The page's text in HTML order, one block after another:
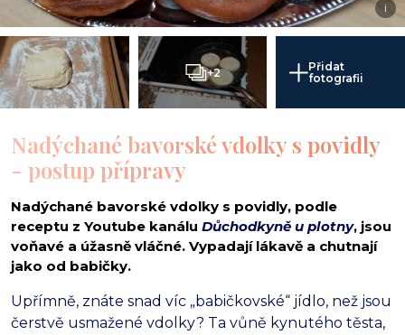
i
+2
Přidat
fotografii
Nadýchané bavorské vdolky s povidly
- postup přípravy
Nadýchané bavorské vdolky s povidly, podle
receptu z Youtube kanálu Důchodkyně u plotny, jsou
voňavé a úžasně vláčné. Vypadají lákavě a chutnají
jako od babičky.
Upřímně, znáte snad víc „babičkovské“ jídlo, než jsou
čerstvě usmažené vdolky? Ta vůně kynutého těsta,